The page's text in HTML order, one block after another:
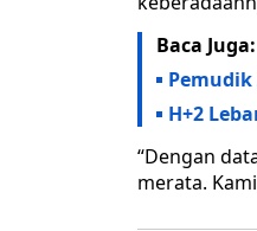
Baca Juga:
H+2
“Dengan
merata.